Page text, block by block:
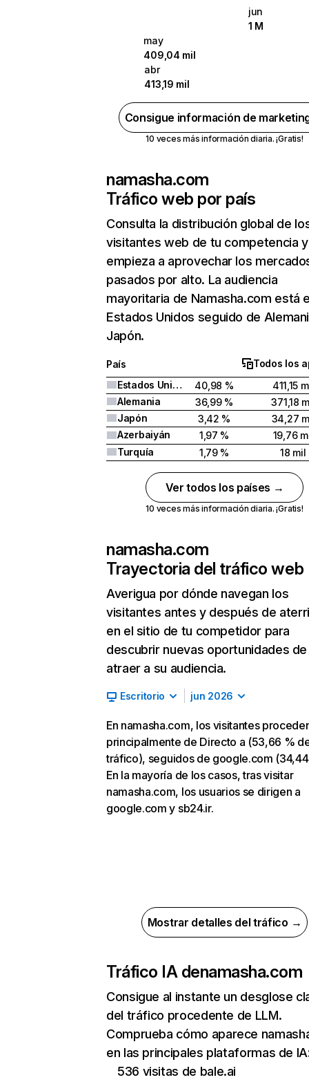
jun
1 M
may
409,04 mil
abr
413,19 mil
Consigue información de
10 veces más información diaria. ¡Gratis!
namasha.com
Tráfico web por país
Consulta la distribución global de
visitantes web de tu competencia y
empieza a aprovechar los
pasados por alto. La audiencia
mayoritaria de Namasha.com está
Estados Unidos seguido de
Japón.
País
Todos los
Estados Unidos
40,98 %
411,15
Alemania
36,99 %
371,18
Japón
3,42 %
34,27
Azerbaiyán
1,97 %
19,76
Turquía
1,79 % 18 mil
Ver todos los países →
10 veces más información diaria. ¡Gratis!
namasha.com
Trayectoria del tráfico web
Averigua por dónde navegan los
visitantes antes y después de
en el sitio de tu competidor para
descubrir nuevas oportunidades de
atraer a su audiencia.
Escritorio jun 2026
En namasha.com, los visitantes
principalmente de Directo a (53,66 %
tráfico), seguidos de google.com
En la mayoría de los casos, tras visitar
namasha.com, los usuarios se dirigen a
google.com y sb24.ir.
Mostrar detalles del tráfico →
Tráfico IA denamasha.com
Consigue al instante un desglose
del tráfico procedente de LLM.
Comprueba cómo aparece
en las principales plataformas de
536 visitas de bale.ai